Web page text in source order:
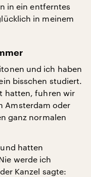
in ein entferntes
in meinem
und ich haben
bisschen studiert.
hatten, fuhren wir
Amsterdam oder
ganz normalen
hatten
werde ich
Kanzel sagte: